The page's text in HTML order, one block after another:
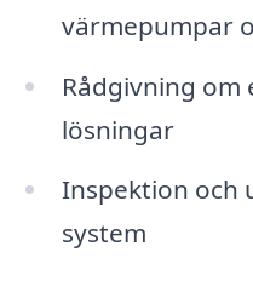
värmepumpar
Rådgivning
lösningar
Inspektion och
system